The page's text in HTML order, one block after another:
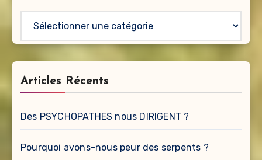
Articles Récents
Des PSYCHOPATHES nous DIRIGENT ?
Pourquoi avons-nous peur des serpents ?